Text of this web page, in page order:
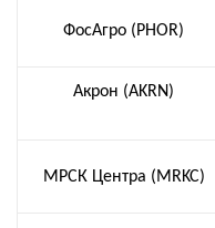
ФосАгро (PHOR)
Акрон (AKRN)
МРСК Центра (MRKC)